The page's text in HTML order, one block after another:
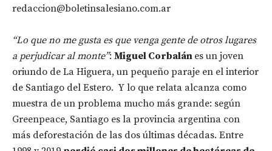
redaccion@boletinsalesiano.com.ar
“Lo que no me gusta es que venga gente de otros lugares
a perjudicar al monte”: Miguel Corbalán es un joven
oriundo de La Higuera, un pequeño paraje en el interior
de Santiago del Estero. Y lo que relata alcanza como
muestra de un problema mucho más grande: según
Greenpeace, Santiago es la provincia argentina con
más deforestación de las dos últimas décadas. Entre